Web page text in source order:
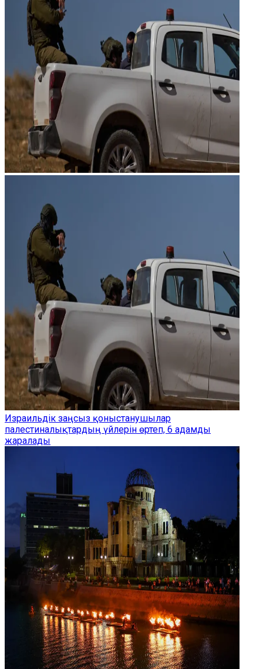
Израильдік заңсыз қоныстанушылар
палестиналықтардың үйлерін өртеп, 6 адамды
жаралады